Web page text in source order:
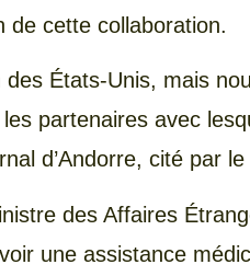
de cette collaboration.
États-Unis, mais
partenaires avec
d’Andorre, cité par
des Affaires
une assistance